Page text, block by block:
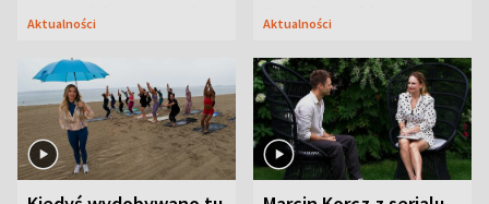
Przyrodnicy zwracają
Aktualności
Tarnobrzeskim
Aktualności